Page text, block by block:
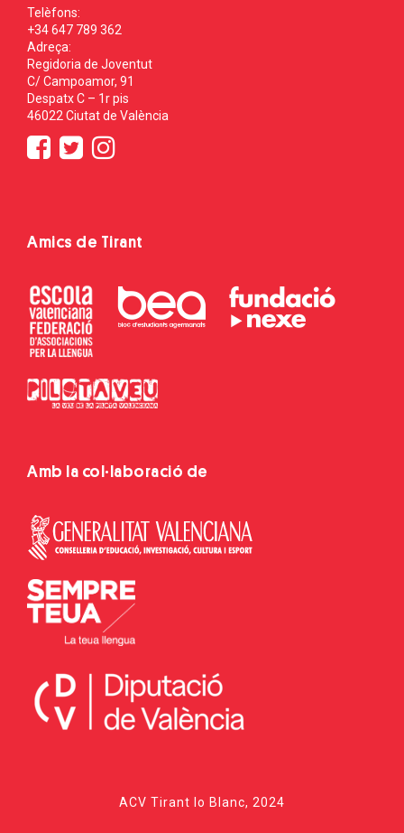
Telèfons:
+34 647 789 362
Adreça:
Regidoria de Joventut
C/ Campoamor, 91
Despatx C – 1r pis
46022 Ciutat de València
Amics de Tirant
Amb la col·laboració de
ACV Tirant lo Blanc, 2024